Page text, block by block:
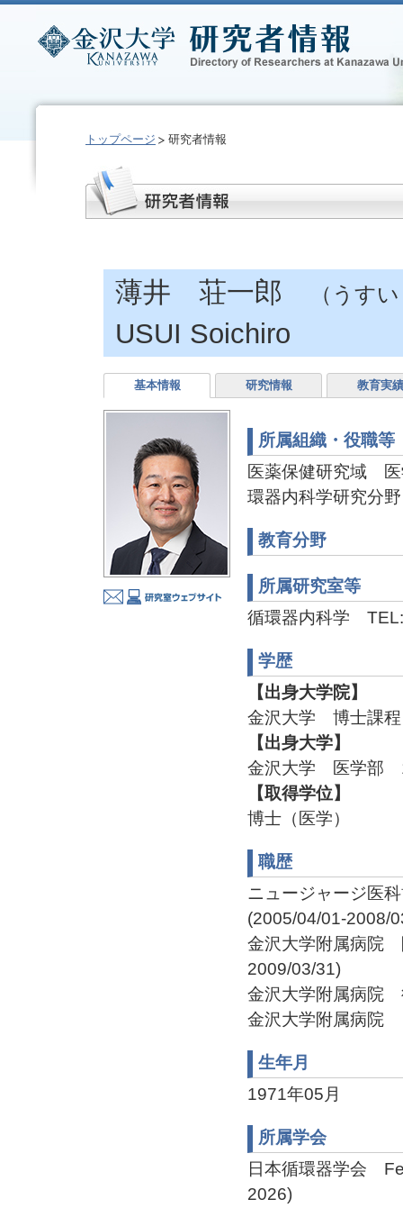
トップページ 研究者情報
薄井 荘一郎 （うす
USUI Soichiro
基本情報 研究情報 教育実績
所属組織・役職等
医薬保健研究域
環器内科学研究分野
教育分野
所属研究室等
循環器内科学
学歴
【出身大学院】
金沢大学 博士課
【出身大学】
金沢大学 医学部
【取得学位】
博士（医学）
職歴
ニュージャージ医
(2005/04/01-2008/
金沢大学附属病院
2009/03/31)
金沢大学附属病院
金沢大学附属病
生年月
1971年05月
所属学会
日本循環器学会
2026)